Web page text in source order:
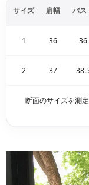
サイズ 肩幅 バス
1 36 36
2 37
断面のサイズを測